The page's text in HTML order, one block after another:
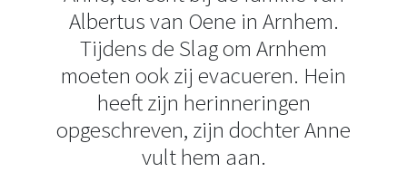
Albertus van Oene in Arnhem.
Tijdens de Slag om Arnhem
moeten ook zij evacueren. Hein
heeft zijn herinneringen
opgeschreven, zijn dochter Anne
vult hem aan.